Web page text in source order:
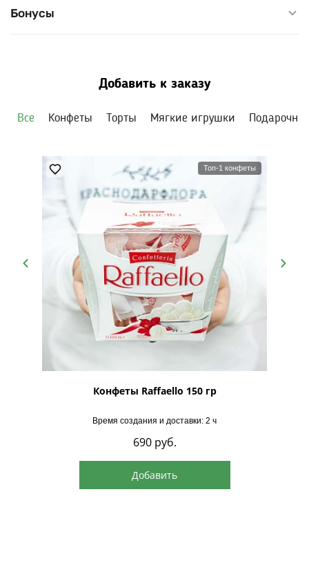
Бонусы
Добавить к заказу
Все Конфеты Торты Мягкие игрушки
Топ-1 конфеты
Конфеты Raffaello 150 гр
Время создания и доставки: 2 ч
690 руб.
Добавить